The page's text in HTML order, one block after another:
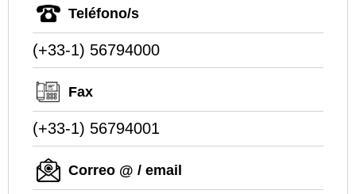
Teléfono/s
(+33-1) 56794000
Fax
(+33-1) 56794001
Correo @ / email